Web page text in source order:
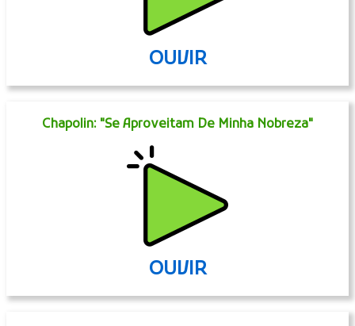
OUVIR
Chapolin: "Se Aproveitam De Minha Nobreza"
OUVIR